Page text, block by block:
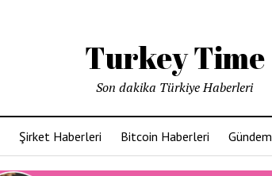
Turkey Time
Son dakika Türkiye Haberleri
Şirket Haberleri Bitcoin Haberleri Gündem